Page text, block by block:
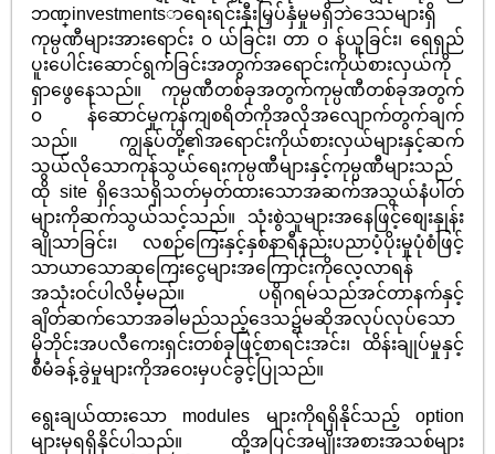
ဘဏ္investmentsာရေးရင်းနှီးမြှပ်နှံမှုမရှိဘဲဒေသများရှိ
ကုမ္ပဏီများအားရောင်း ၀ ယ်ခြင်း၊ တာ ၀ န်ယူခြင်း၊ ရေရှည်
ပူးပေါင်းဆောင်ရွက်ခြင်းအတွက်အရောင်းကိုယ်စားလှယ်ကို
ရှာဖွေနေသည်။ ကုမ္ပဏီတစ်ခုအတွက်ကုမ္ပဏီတစ်ခုအတွက်
၀ န်ဆောင်မှုကုန်ကျစရိတ်ကိုအလိုအလျောက်တွက်ချက်
သည်။ ကျွန်ုပ်တို့၏အရောင်းကိုယ်စားလှယ်များနှင့်ဆက်
သွယ်လိုသောကုန်သွယ်ရေးကုမ္ပဏီများနှင့်ကုမ္ပဏီများသည်
ထို site ရှိဒေသရှိသတ်မှတ်ထားသောအဆက်အသွယ်နံပါတ်
များကိုဆက်သွယ်သင့်သည်။ သုံးစွဲသူများအနေဖြင့်စျေးနှုန်း
ချိုသာခြင်း၊ လစဉ်ကြေးနှင့်နှစ်နာရီနည်းပညာပံ့ပိုးမှုပုံစံဖြင့်
သာယာသောဆုကြေးငွေများအကြောင်းကိုလေ့လာရန်
အသုံးဝင်ပါလိမ့်မည်။ ပရိုဂရမ်သည်အင်တာနက်နှင့်
ချိတ်ဆက်သောအခါမည်သည့်ဒေသ၌မဆိုအလုပ်လုပ်သော
မိုဘိုင်းအပလီကေးရှင်းတစ်ခုဖြင့်စာရင်းအင်း၊ ထိန်းချုပ်မှုနှင့်
စီမံခန့်ခွဲမှုများကိုအဝေးမှပင်ခွင့်ပြုသည်။
ရွေးချယ်ထားသော modules များကိုရရှိနိုင်သည့် option
များမှရရှိနိုင်ပါသည်။ ထို့အပြင်အမျိုးအစားအသစ်များ